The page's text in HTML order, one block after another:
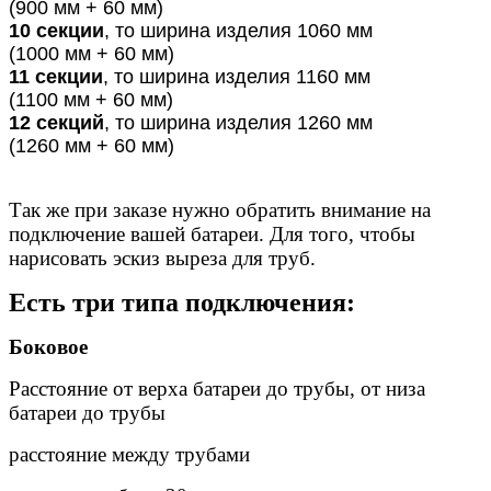
(900 мм + 60 мм)
10 секции, то ширина изделия 1060 мм
(1000 мм + 60 мм)
11 секции, то ширина изделия 1160 мм
(1100 мм + 60 мм)
12 секций, то ширина изделия 1260 мм
(1260 мм + 60 мм)
Так же при заказе нужно обратить внимание на
подключение вашей батареи. Для того, чтобы
нарисовать эскиз выреза для труб.
Есть три типа подключения:
Боковое
Расстояние от верха батареи до трубы, от низа
батареи до трубы
расстояние между трубами